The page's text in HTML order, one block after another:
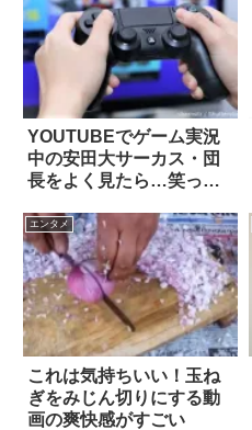
YOUTUBEでゲーム実況
中の安田大サーカス・団
長をよく見たら…笑っ
エンタメ
これは気持ちいい！玉ね
ぎをみじん切りにする動
画の爽快感がすごい